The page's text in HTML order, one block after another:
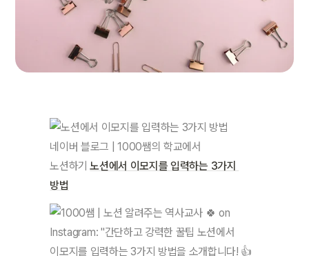
네이버 블로그 | 1000쌤의 학교에서
노션하기 노션에서 이모지를 입력하는 3가지
방법